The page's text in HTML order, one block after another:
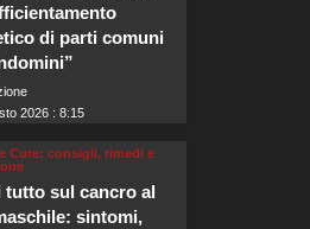
di parti comuni
2026 : 8:15
Cure: consigli, rimedi e
tutto sul cancro al
sintomi,